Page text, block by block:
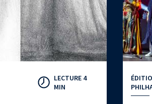
LECTURE 4
MIN